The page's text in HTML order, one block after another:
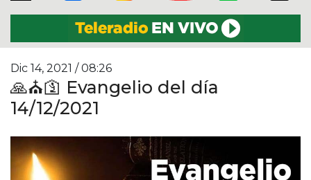
Dic 14, 2021 / 08:26
🙏⛪🛐 Evangelio del día
14/12/2021